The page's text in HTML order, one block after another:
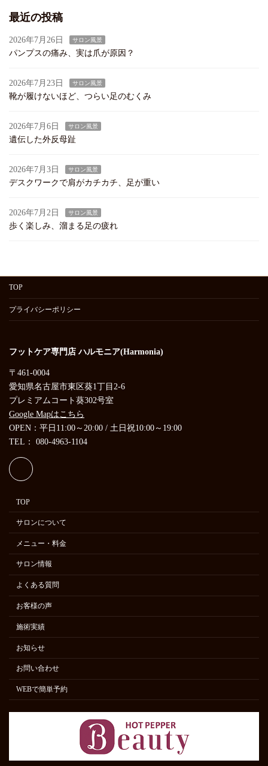
最近の投稿
2026年7月26日 サロン風景
パンプスの痛み、実は爪が原因？
2026年7月23日 サロン風景
靴が履けないほど、つらい足のむくみ
2026年7月6日 サロン風景
遺伝した外反母趾
2026年7月3日 サロン風景
デスクワークで肩がカチカチ、足が重い
2026年7月2日 サロン風景
歩く楽しみ、溜まる足の疲れ
TOP
プライバシーポリシー
フットケア専門店 ハルモニア(Harmonia)
〒461-0004
愛知県名古屋市東区葵1丁目2-6
プレミアムコート葵302号室
Google Mapはこちら
OPEN：平日11:00～20:00 / 土日祝10:00～19:00
TEL： 080-4963-1104
TOP
サロンについて
メニュー・料金
サロン情報
よくある質問
お客様の声
施術実績
お知らせ
お問い合わせ
WEBで簡単予約